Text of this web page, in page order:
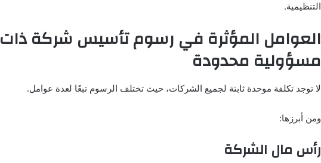
التنظيمية.
العوامل المؤثرة في رسوم تأسيس شركة ذات
مسؤولية محدودة
لا توجد تكلفة موحدة ثابتة لجميع الشركات، حيث تختلف الرسوم تبعًا لعدة عوامل.
ومن أبرزها:
رأس مال الشركة